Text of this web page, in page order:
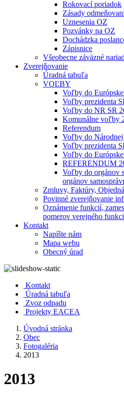
Rokovací poriadok
Zásady
Uznesenia OZ
Pozvánky na OZ
Dochádzka
Zápisnice
Všeobecne záväzné
Zverejňovanie
Úradná tabuľa
VOĽBY
Voľby do
Voľby prezidenta
Voľby do NR SR
Komunálne voľby
Referendum
Voľby do
Voľby prezidenta
Voľby do
REFERENDUM
Voľby do orgánov
orgánov
Zmluvy, Faktúry,
Povinné zverejňovanie
Oznámenie funkcií,
pomerov verejného
Kontakt
Napíšte nám
Mapa webu
Obecný úrad
Kontakt
Úradná tabuľa
Zvoz odpadu
Projekty EACEA
Úvodná stránka
Obec
Fotogaléria
2013
2013